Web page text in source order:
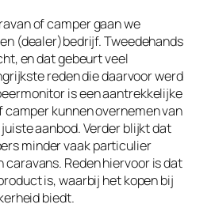
of camper gaan we
(dealer)bedrijf. Tweedehands
en dat gebeurt veel
reden die daarvoor werd
is een aantrekkelijke
camper kunnen overnemen van
aanbod. Verder blijkt dat
minder vaak particulier
caravans. Reden hiervoor is dat
is, waarbij het kopen bij
biedt.